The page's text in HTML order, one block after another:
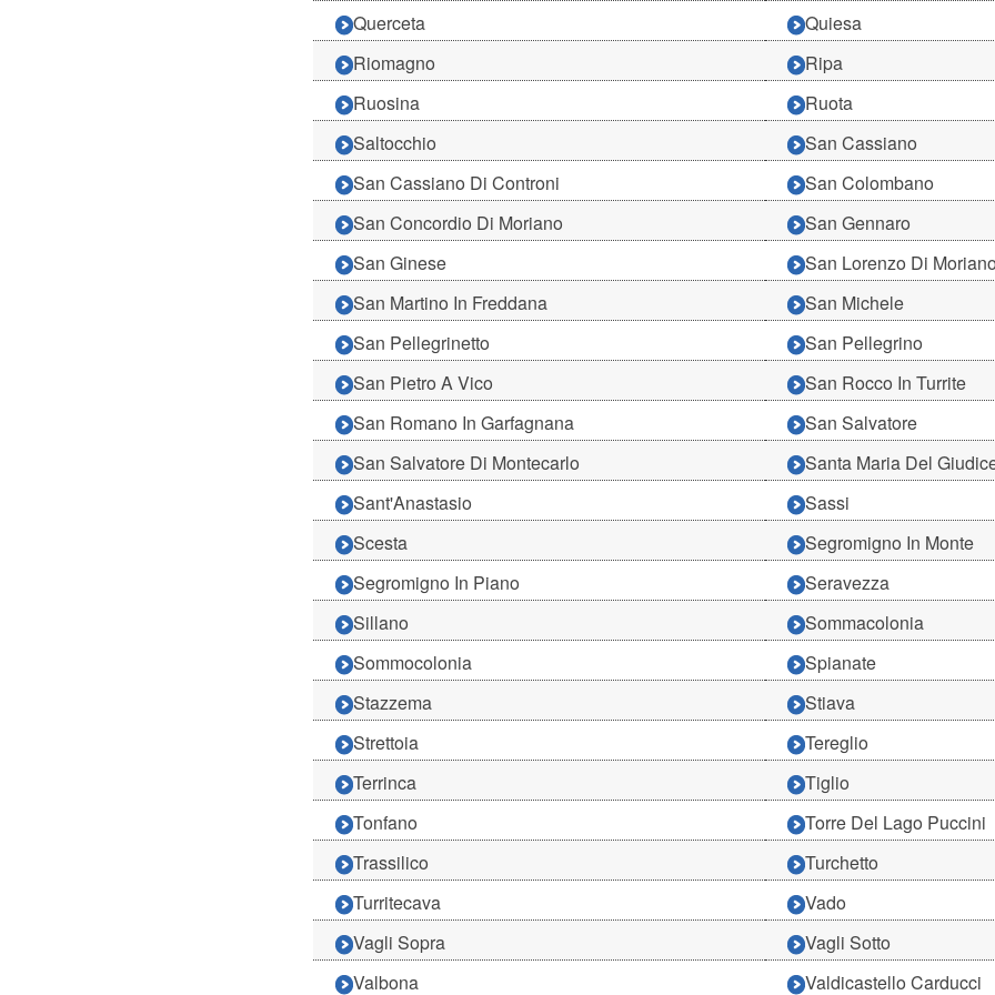
Querceta
Quiesa
Riomagno
Ripa
Ruosina
Ruota
Saltocchio
San Cassiano
San Cassiano Di Controni
San Colombano
San Concordio Di Moriano
San Gennaro
San Ginese
San Lorenzo Di
San Martino In Freddana
San Michele
San Pellegrinetto
San Pellegrino
San Pietro A Vico
San Rocco In Turrite
San Romano In Garfagnana
San Salvatore
San Salvatore Di Montecarlo
Santa Maria Del
Sant'Anastasio
Sassi
Scesta
Segromigno In Monte
Segromigno In Piano
Seravezza
Sillano
Sommacolonia
Sommocolonia
Spianate
Stazzema
Stiava
Strettoia
Tereglio
Terrinca
Tiglio
Tonfano
Torre Del Lago Puccini
Trassilico
Turchetto
Turritecava
Vado
Vagli Sopra
Vagli Sotto
Valbona
Valdicastello Carducci